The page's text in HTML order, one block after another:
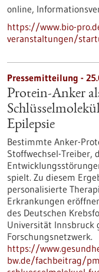
online,
https://www.bio-
veranstaltungen/
Pressemitteilung -
Protein-Anker
Epilepsie
Bestimmte Anker-
Stoffwechsel-Treiber,
spielt. Zu diesem
personalisierte
Erkrankungen
des Deutschen
Universität Innsbruck
Forschungsnetzwerk.
https://
bw.de/fachbeitrag/